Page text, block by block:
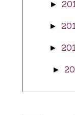
►
►
►
►